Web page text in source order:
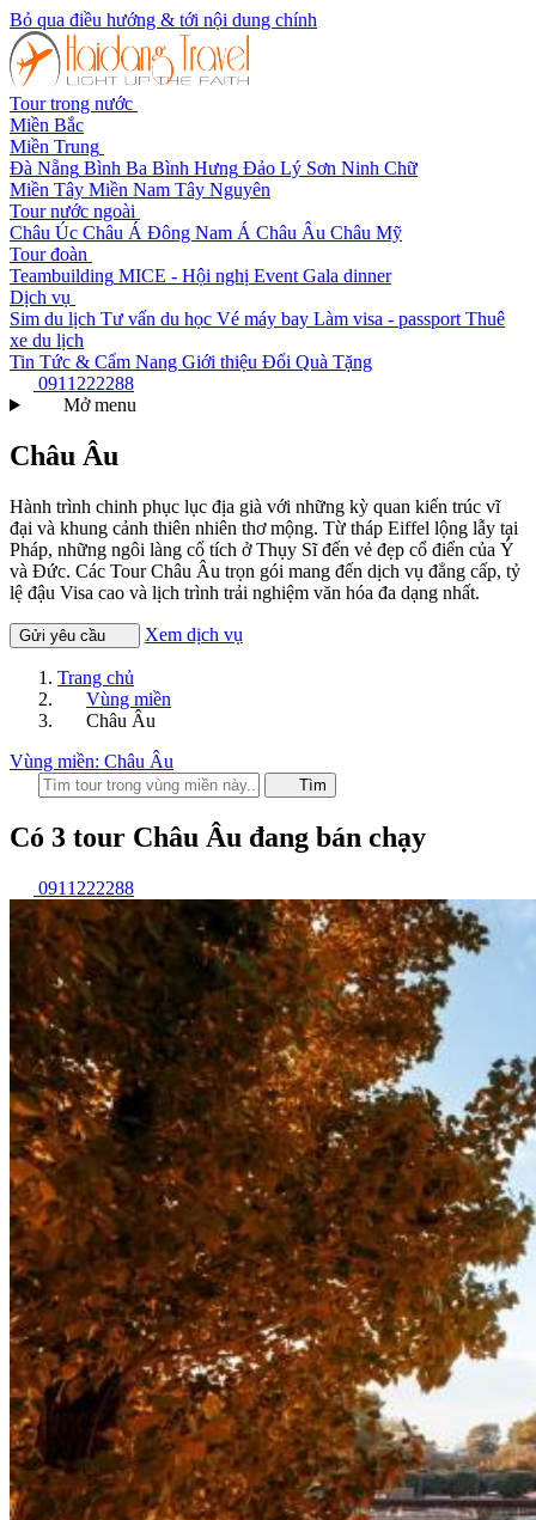
Bỏ qua điều hướng & tới nội dung chính
Tour trong nước
Miền Bắc
Miền Trung
Đà Nẵng Bình Ba Bình Hưng Đảo Lý Sơn Ninh Chữ
Miền Tây Miền Nam Tây Nguyên
Tour nước ngoài
Châu Úc Châu Á Đông Nam Á Châu Âu Châu Mỹ
Tour đoàn
Teambuilding MICE - Hội nghị Event Gala dinner
Dịch vụ
Sim du lịch Tư vấn du học Vé máy bay Làm visa - passport Thuê
xe du lịch
Tin Tức & Cẩm Nang Giới thiệu Đổi Quà Tặng
0911222288
Mở menu
Châu Âu
Hành trình chinh phục lục địa già với những kỳ quan kiến trúc vĩ
đại và khung cảnh thiên nhiên thơ mộng. Từ tháp Eiffel lộng lẫy tại
Pháp, những ngôi làng cổ tích ở Thụy Sĩ đến vẻ đẹp cổ điển của Ý
và Đức. Các Tour Châu Âu trọn gói mang đến dịch vụ đẳng cấp, tỷ
lệ đậu Visa cao và lịch trình trải nghiệm văn hóa đa dạng nhất.
Gửi yêu cầu Xem dịch vụ
Trang chủ
Vùng miền
Châu Âu
Vùng miền: Châu Âu
Tìm
Có 3 tour Châu Âu đang bán chạy
0911222288